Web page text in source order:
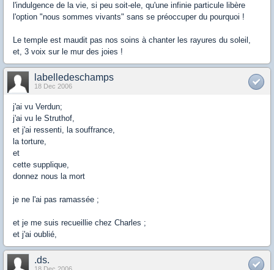
l'indulgence de la vie, si peu soit-ele, qu'une infinie particule libère
l'option "nous sommes vivants" sans se préoccuper du pourquoi !
Le temple est maudit pas nos soins à chanter les rayures du soleil,
et, 3 voix sur le mur des joies !
labelledeschamps
18 Dec 2006
j'ai vu Verdun;
j'ai vu le Struthof,
et j'ai ressenti, la souffrance,
la torture,
et
cette supplique,
donnez nous la mort
je ne l'ai pas ramassée ;
et je me suis recueillie chez Charles ;
et j'ai oublié,
.ds.